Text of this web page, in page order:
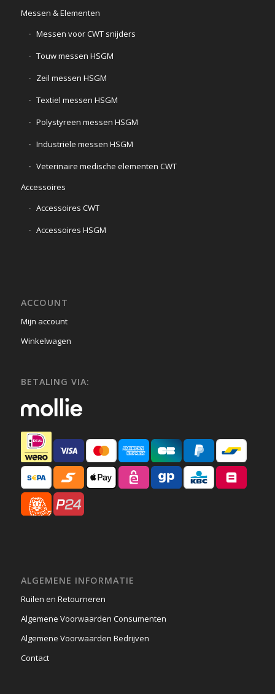
Messen & Elementen
Messen voor CWT snijders
Touw messen HSGM
Zeil messen HSGM
Textiel messen HSGM
Polystyreen messen HSGM
Industriële messen HSGM
Veterinaire medische elementen CWT
Accessoires
Accessoires CWT
Accessoires HSGM
ACCOUNT
Mijn account
Winkelwagen
BETALING VIA:
ALGEMENE INFORMATIE
Ruilen en Retourneren
Algemene Voorwaarden Consumenten
Algemene Voorwaarden Bedrijven
Contact